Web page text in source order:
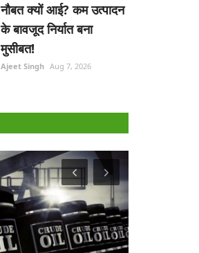
नौबत क्यों आई? कम उत्पादन
के बावजूद निर्यात बना
मुसीबत!
Ajeet Singh Aug 7, 2026